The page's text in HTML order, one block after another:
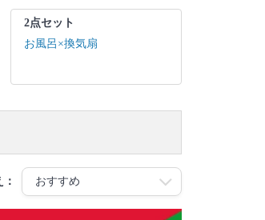
2点セット
お風呂×換気扇